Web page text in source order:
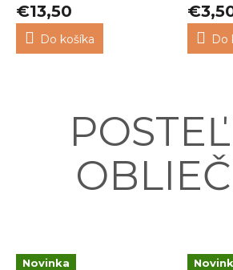
€13,50
Do košíka Do
Novinka